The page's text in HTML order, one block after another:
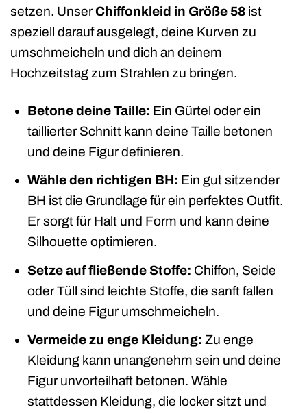
setzen. UnserChiffonkleid in Größe 58 ist
speziell darauf ausgelegt, deine Kurven zu
umschmeicheln und dich an deinem
Hochzeitstag zum Strahlen zu bringen.
Betone deine Taille: Ein Gürtel oder ein
taillierter Schnitt kann deine Taille betonen
und deine Figur definieren.
Wähle den richtigen BH: Ein gut sitzender
BH ist die Grundlage für ein perfektes Outfit.
Er sorgt für Halt und Form und kann deine
Silhouette optimieren.
Setze auf fließende Stoffe: Chiffon, Seide
oder Tüll sind leichte Stoffe, die sanft fallen
und deine Figur umschmeicheln.
Vermeide zu enge Kleidung: Zu enge
Kleidung kann unangenehm sein und deine
Figur unvorteilhaft betonen. Wähle
stattdessen Kleidung, die locker sitzt und